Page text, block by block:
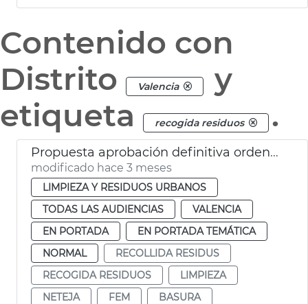
Contenido con
Distrito
Valencia
y
etiqueta
recogida residuos .
Propuesta aprobación definitiva ordenanza limpieza València
modificado hace 3 meses
LIMPIEZA Y RESIDUOS URBANOS
TODAS LAS AUDIENCIAS
VALENCIA
EN PORTADA
EN PORTADA TEMÁTICA
NORMAL
RECOLLIDA RESIDUS
RECOGIDA RESIDUOS
LIMPIEZA
NETEJA
FEM
BASURA